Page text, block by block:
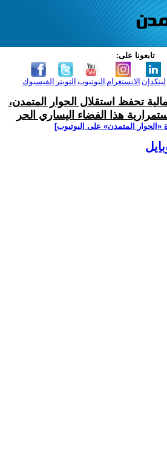
تابعونا على:
الفيسبوك التويتر اليوتيوب الانستغرام لينكدإن
تحفظ استقلال الحوار المتمدن،
هذا الفضاء اليساري الحر
المتمدن» على اليوتيوب]